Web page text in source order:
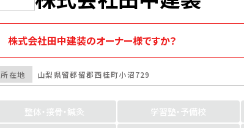
株式会社田中建装のオーナー様ですか？
所在地 山梨県留郡留郡西桂町小沼729
整体・接骨・鍼灸 学習塾・予備校